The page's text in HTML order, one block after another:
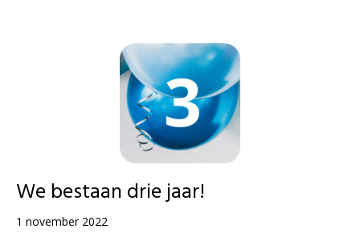
We bestaan drie jaar!
1 november 2022